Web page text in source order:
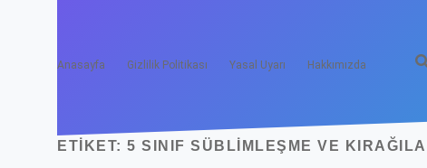
Anasayfa Gizlilik Politikası Yasal Uyarı Hakkımızda
ETIKET: 5 SINIF SÜBLIMLEŞME VE